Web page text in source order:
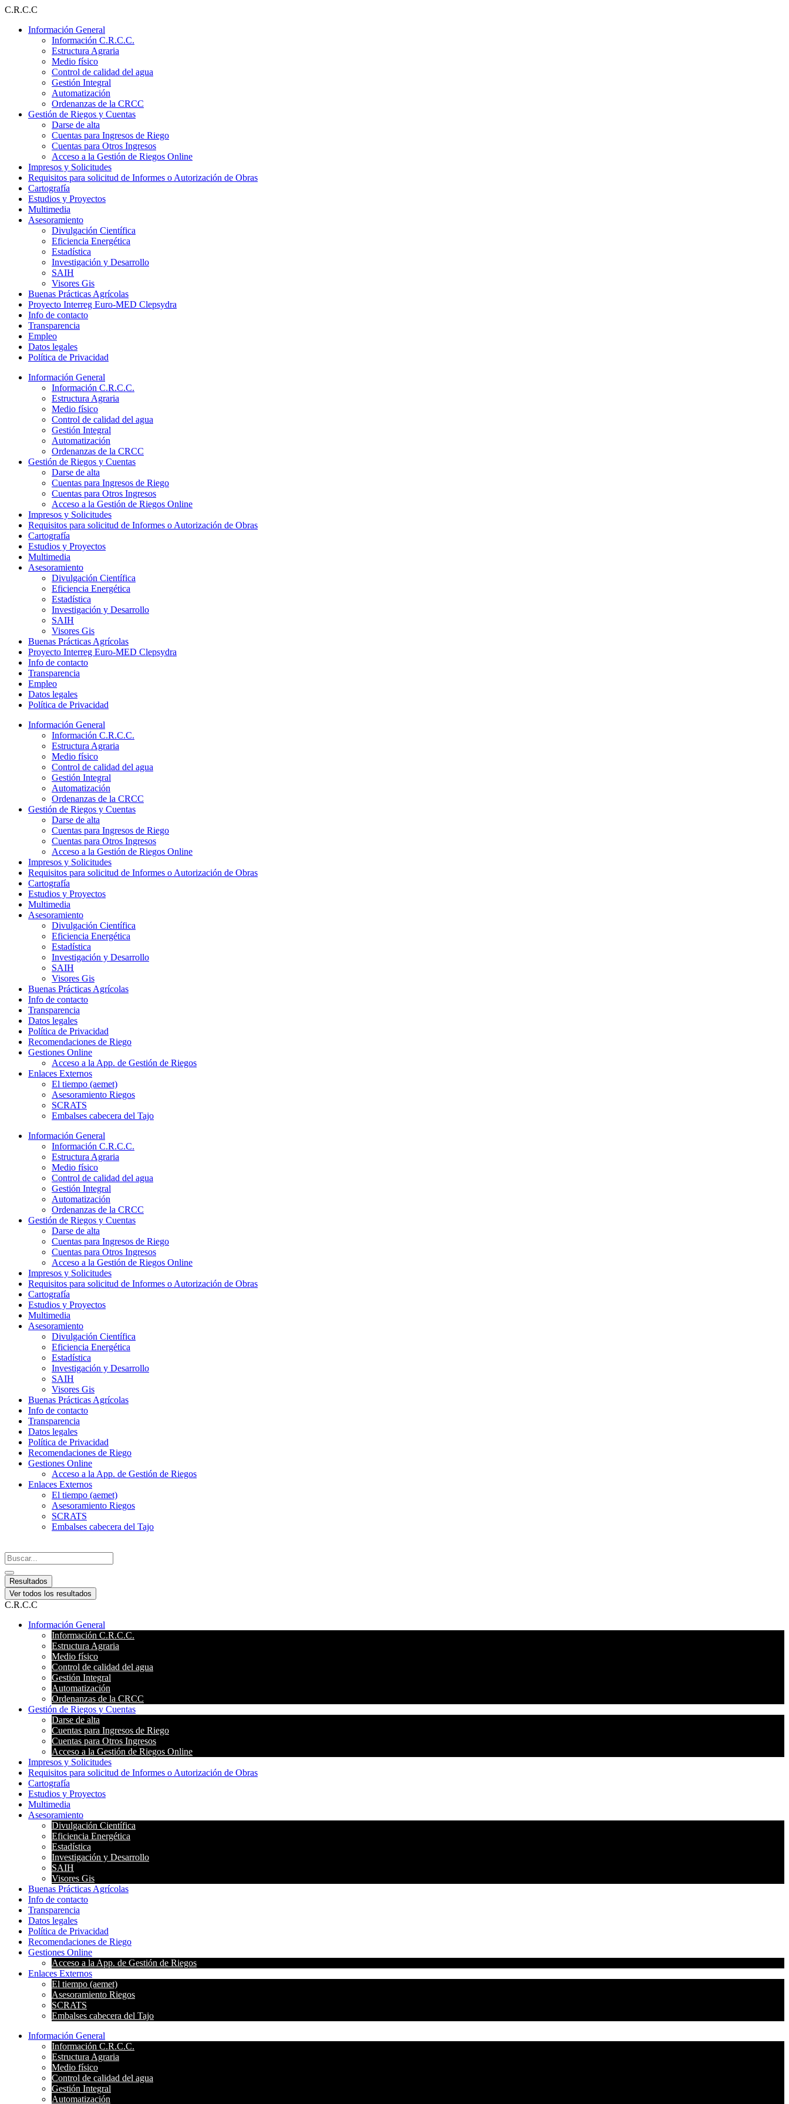
Ir
contenido
C.R.C.C
Información General
Información C.R.C.C.
Estructura Agraria
Medio físico
Control de calidad del agua
Gestión Integral
Automatización
Ordenanzas de la CRCC
Gestión de Riegos y Cuentas
Darse de alta
Cuentas para Ingresos de Riego
Cuentas para Otros Ingresos
Acceso a la Gestión de Riegos Online
Impresos y Solicitudes
Requisitos para solicitud de Informes o Autorización de Obras
Cartografía
Estudios y Proyectos
Multimedia
Asesoramiento
Divulgación Científica
Eficiencia Energética
Estadística
Investigación y Desarrollo
SAIH
Visores Gis
Buenas Prácticas Agrícolas
Proyecto Interreg Euro-MED Clepsydra
Info de contacto
Transparencia
Empleo
Datos legales
Política de Privacidad
Información General
Información C.R.C.C.
Estructura Agraria
Medio físico
Control de calidad del agua
Gestión Integral
Automatización
Ordenanzas de la CRCC
Gestión de Riegos y Cuentas
Darse de alta
Cuentas para Ingresos de Riego
Cuentas para Otros Ingresos
Acceso a la Gestión de Riegos Online
Impresos y Solicitudes
Requisitos para solicitud de Informes o Autorización de Obras
Cartografía
Estudios y Proyectos
Multimedia
Asesoramiento
Divulgación Científica
Eficiencia Energética
Estadística
Investigación y Desarrollo
SAIH
Visores Gis
Buenas Prácticas Agrícolas
Proyecto Interreg Euro-MED Clepsydra
Info de contacto
Transparencia
Empleo
Datos legales
Política de Privacidad
Información General
Información C.R.C.C.
Estructura Agraria
Medio físico
Control de calidad del agua
Gestión Integral
Automatización
Ordenanzas de la CRCC
Gestión de Riegos y Cuentas
Darse de alta
Cuentas para Ingresos de Riego
Cuentas para Otros Ingresos
Acceso a la Gestión de Riegos Online
Impresos y Solicitudes
Requisitos para solicitud de Informes o Autorización de Obras
Cartografía
Estudios y Proyectos
Multimedia
Asesoramiento
Divulgación Científica
Eficiencia Energética
Estadística
Investigación y Desarrollo
SAIH
Visores Gis
Buenas Prácticas Agrícolas
Info de contacto
Transparencia
Datos legales
Política de Privacidad
Recomendaciones de Riego
Gestiones Online
Acceso a la App. de Gestión de Riegos
Enlaces Externos
El tiempo (aemet)
Asesoramiento Riegos
SCRATS
Embalses cabecera del Tajo
Información General
Información C.R.C.C.
Estructura Agraria
Medio físico
Control de calidad del agua
Gestión Integral
Automatización
Ordenanzas de la CRCC
Gestión de Riegos y Cuentas
Darse de alta
Cuentas para Ingresos de Riego
Cuentas para Otros Ingresos
Acceso a la Gestión de Riegos Online
Impresos y Solicitudes
Requisitos para solicitud de Informes o Autorización de Obras
Cartografía
Estudios y Proyectos
Multimedia
Asesoramiento
Divulgación Científica
Eficiencia Energética
Estadística
Investigación y Desarrollo
SAIH
Visores Gis
Buenas Prácticas Agrícolas
Info de contacto
Transparencia
Datos legales
Política de Privacidad
Recomendaciones de Riego
Gestiones Online
Acceso a la App. de Gestión de Riegos
Enlaces Externos
El tiempo (aemet)
Asesoramiento Riegos
SCRATS
Embalses cabecera del Tajo
Search
...
Resultados
Ver todos los resultados
C.R.C.C
Información General
Información C.R.C.C.
Estructura Agraria
Medio físico
Control de calidad del agua
Gestión Integral
Automatización
Ordenanzas de la CRCC
Gestión de Riegos y Cuentas
Darse de alta
Cuentas para Ingresos de Riego
Cuentas para Otros Ingresos
Acceso a la Gestión de Riegos Online
Impresos y Solicitudes
Requisitos para solicitud de Informes o Autorización de Obras
Cartografía
Estudios y Proyectos
Multimedia
Asesoramiento
Divulgación Científica
Eficiencia Energética
Estadística
Investigación y Desarrollo
SAIH
Visores Gis
Buenas Prácticas Agrícolas
Info de contacto
Transparencia
Datos legales
Política de Privacidad
Recomendaciones de Riego
Gestiones Online
Acceso a la App. de Gestión de Riegos
Enlaces Externos
El tiempo (aemet)
Asesoramiento Riegos
SCRATS
Embalses cabecera del Tajo
Información General
Información C.R.C.C.
Estructura Agraria
Medio físico
Control de calidad del agua
Gestión Integral
Automatización